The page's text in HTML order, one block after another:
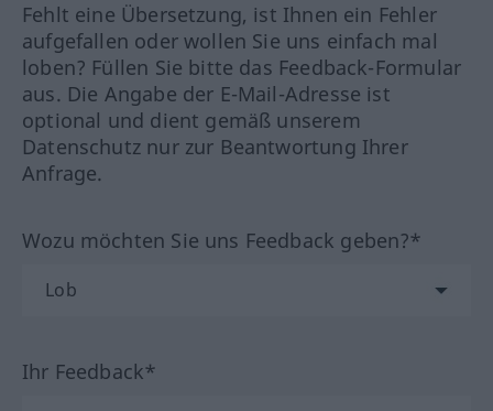
Fehlt eine Übersetzung, ist Ihnen ein Fehler
aufgefallen oder wollen Sie uns einfach mal
loben? Füllen Sie bitte das Feedback-Formular
aus. Die Angabe der E-Mail-Adresse ist
optional und dient gemäß unserem
Datenschutz nur zur Beantwortung Ihrer
Anfrage.
Wozu möchten Sie uns Feedback geben?*
Ihr Feedback*